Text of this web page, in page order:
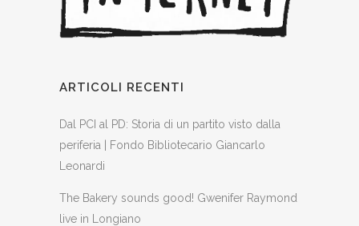
ARTICOLI RECENTI
Dal PCI al PD: Storia di un partito visto dalla
periferia | Fondo Bibliotecario Giancarlo
Leonardi
The Bakery sounds good! Gwenifer Raymond
live in Longiano